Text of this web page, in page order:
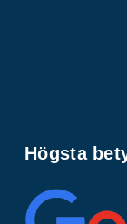
Högsta